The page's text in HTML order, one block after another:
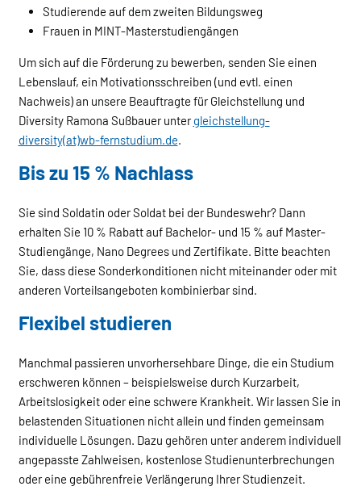
Studierende auf dem zweiten Bildungsweg
Frauen in MINT-Masterstudiengängen
Um sich auf die Förderung zu bewerben, senden Sie einen
Lebenslauf, ein Motivationsschreiben (und evtl. einen
Nachweis) an unsere Beauftragte für Gleichstellung und
Diversity Ramona Sußbauer untergleichstellung-
diversity(at)wb-fernstudium.de.
Bis zu 15 % Nachlass
Sie sind Soldatin oder Soldat bei der Bundeswehr? Dann
erhalten Sie 10 % Rabatt auf Bachelor- und 15 % auf Master-
Studiengänge, Nano Degrees und Zertifikate. Bitte beachten
Sie, dass diese Sonderkonditionen nicht miteinander oder mit
anderen Vorteilsangeboten kombinierbar sind.
Flexibel studieren
Manchmal passieren unvorhersehbare Dinge, die ein Studium
erschweren können – beispielsweise durch Kurzarbeit,
Arbeitslosigkeit oder eine schwere Krankheit. Wir lassen Sie in
belastenden Situationen nicht allein und finden gemeinsam
individuelle Lösungen. Dazu gehören unter anderem individuell
angepasste Zahlweisen, kostenlose Studienunterbrechungen
oder eine gebührenfreie Verlängerung Ihrer Studienzeit.